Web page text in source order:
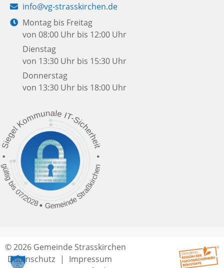
E-
Mail:
info@vg-strasskirchen.de
Öffnungszeiten:
Montag bis Freitag
von 08:00 Uhr bis 12:00 Uhr
Dienstag
von 13:30 Uhr bis 15:30 Uhr
Donnerstag
von 13:30 Uhr bis 18:00 Uhr
© 2026 Gemeinde Strasskirchen
Datenschutz
Impressum